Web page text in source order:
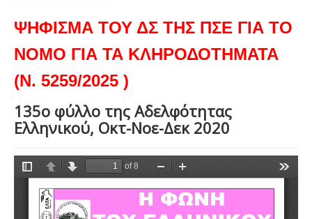
ΨΗΦΙΣΜΑ ΤΟΥ ΔΣ ΤΗΣ ΠΣΕ ΓΙΑ ΤΟ
ΝΟΜΟ ΓΙΑ ΤΑ ΚΛΗΡΟΔΟΤΗΜΑΤΑ
(Ν. 5259/2025 )
135ο φύλλο της Αδελφότητας
Ελληνικού, Οκτ-Νοε-Δεκ 2020